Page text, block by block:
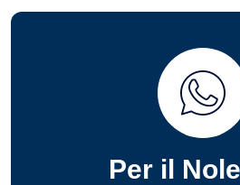
Per il